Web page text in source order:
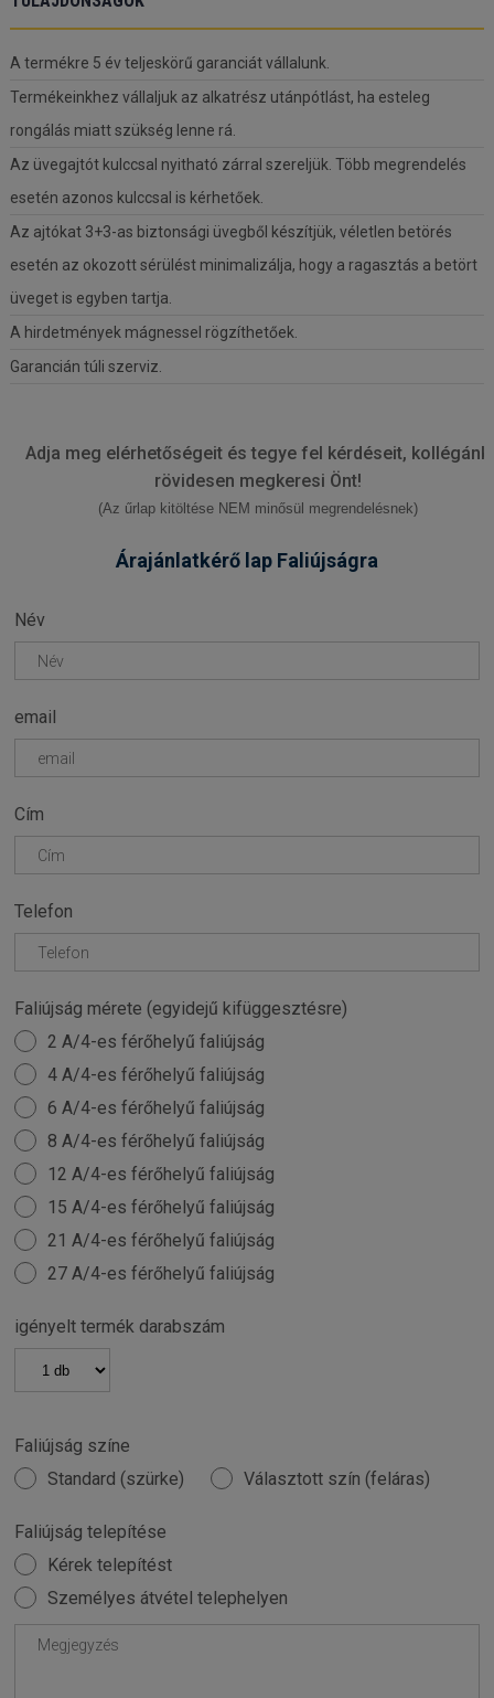
A termékre 5 év teljeskörű garanciát vállalunk.
Termékeinkhez vállaljuk az alkatrész utánpótlást, ha esteleg
rongálás miatt szükség lenne rá.
Az üvegajtót kulccsal nyitható zárral szereljük. Több megrendelés
esetén azonos kulccsal is kérhetőek.
Az ajtókat 3+3-as biztonsági üvegből készítjük, véletlen betörés
esetén az okozott sérülést minimalizálja, hogy a ragasztás a betört
üveget is egyben tartja.
A hirdetmények mágnessel rögzíthetőek.
Garancián túli szerviz.
Adja meg elérhetőségeit és tegye fel kérdéseit, kollégánk
rövidesen megkeresi Önt!
(Az űrlap kitöltése NEM minősül megrendelésnek)
Árajánlatkérő lap Faliújságra
Név
email
Cím
Telefon
Faliújság mérete (egyidejű kifüggesztésre)
2 A/4-es férőhelyű faliújság
4 A/4-es férőhelyű faliújság
6 A/4-es férőhelyű faliújság
8 A/4-es férőhelyű faliújság
12 A/4-es férőhelyű faliújság
15 A/4-es férőhelyű faliújság
21 A/4-es férőhelyű faliújság
27 A/4-es férőhelyű faliújság
igényelt termék darabszám
Faliújság színe
Standard (szürke)
Választott szín (feláras)
Faliújság telepítése
Kérek telepítést
Személyes átvétel telephelyen